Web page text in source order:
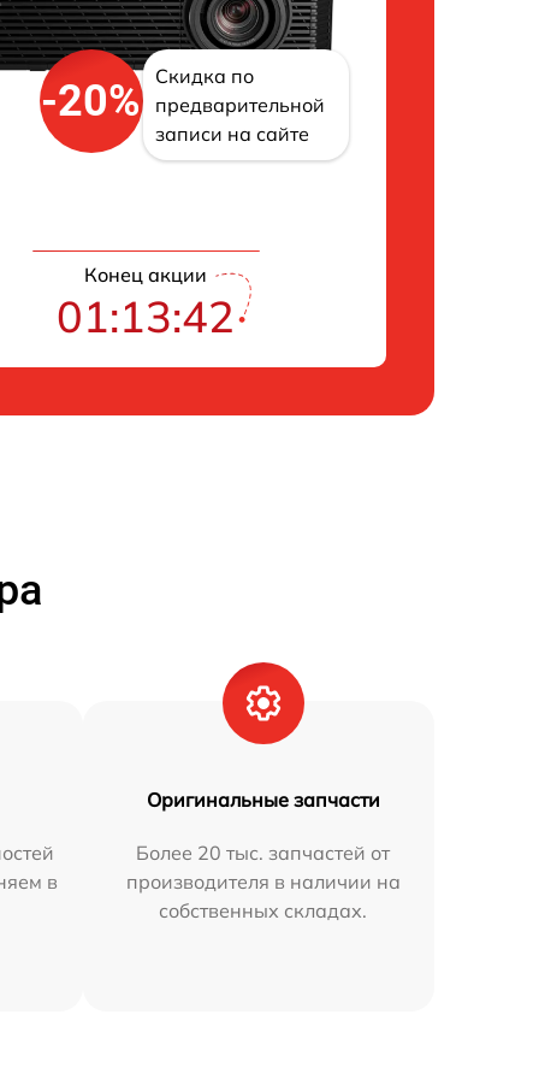
-20%
Скидка по
предварительной
записи на сайте
Конец акции
01:13:41
в
Оригинальные запчасти
Более 20 тыс. запчастей от
производителя в наличии на
собственных складах.